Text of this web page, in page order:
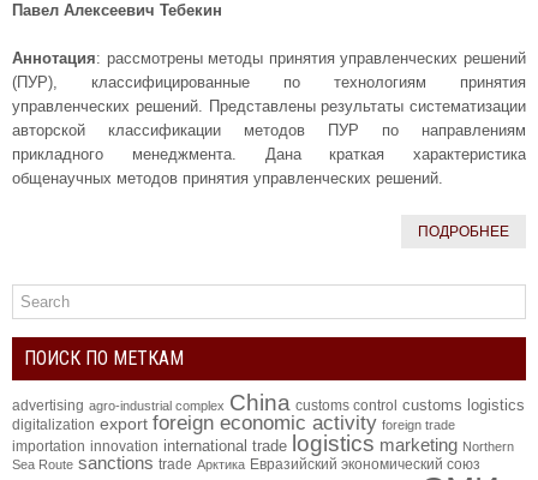
Павел Алексеевич Тебекин
Аннотация: рассмотрены методы принятия управленческих решений
(ПУР), классифицированные по технологиям принятия
управленческих решений. Представлены результаты систематизации
авторской классификации методов ПУР по направлениям
прикладного менеджмента. Дана краткая характеристика
общенаучных методов принятия управленческих решений.
ПОДРОБНЕЕ
ПОИСК ПО МЕТКАМ
advertising agro-industrial complex China customs control customs logistics
digitalization export foreign economic activity foreign trade
importation innovation international trade logistics marketing Northern
Sea Route sanctions trade Арктика Евразийский экономический союз